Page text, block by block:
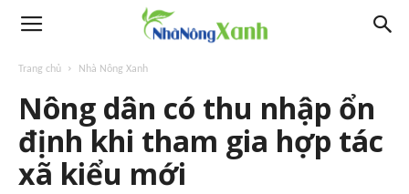
Trang chủ Nhà Nông Xanh
Nông dân có thu nhập ổn
định khi tham gia hợp tác
xã kiểu mới